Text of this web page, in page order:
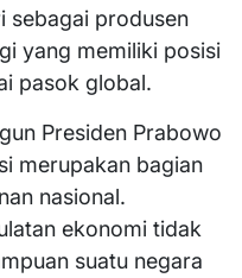
sebagai produsen
yang memiliki posisi
pasok global.
Presiden Prabowo
merupakan bagian
nasional.
ekonomi tidak
suatu negara